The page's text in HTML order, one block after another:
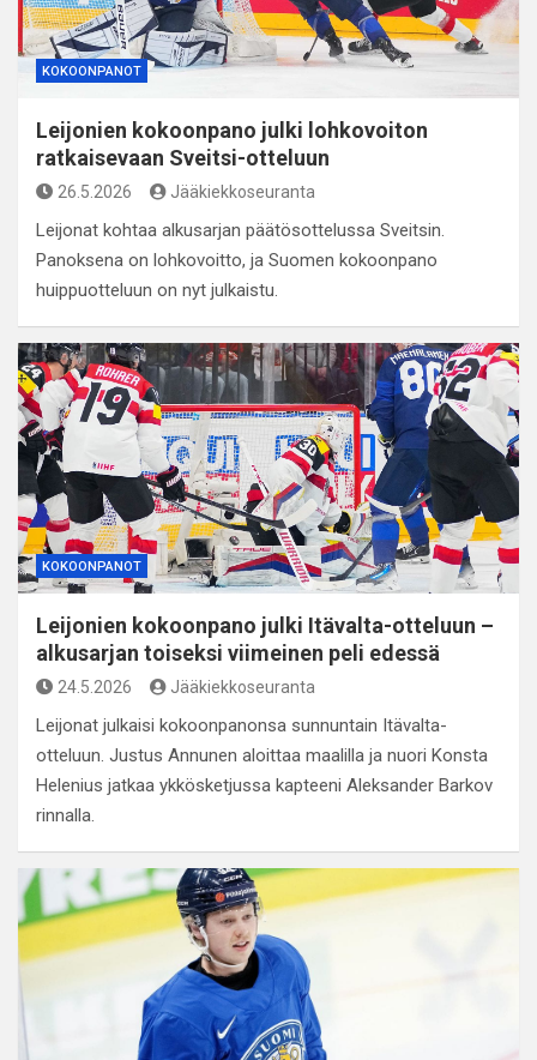
KOKOONPANOT
Leijonien kokoonpano julki lohkovoiton
ratkaisevaan Sveitsi-otteluun
26.5.2026 Jääkiekkoseuranta
Leijonat kohtaa alkusarjan päätösottelussa Sveitsin.
Panoksena on lohkovoitto, ja Suomen kokoonpano
huippuotteluun on nyt julkaistu.
KOKOONPANOT
Leijonien kokoonpano julki Itävalta-otteluun –
alkusarjan toiseksi viimeinen peli edessä
24.5.2026 Jääkiekkoseuranta
Leijonat julkaisi kokoonpanonsa sunnuntain Itävalta-
otteluun. Justus Annunen aloittaa maalilla ja nuori Konsta
Helenius jatkaa ykkösketjussa kapteeni Aleksander Barkov
rinnalla.